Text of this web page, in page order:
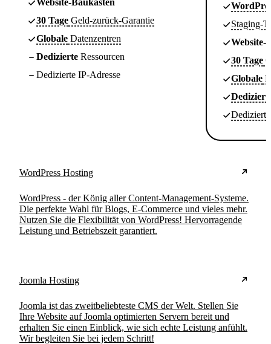
Website-Baukasten
30 Tage Geld-zurück-Garantie
Globale Datenzentren
Dedizierte Ressourcen
Dedizierte IP-Adresse
Staging-
Website-
30 Tage
Globale
WordPress Hosting
WordPress - der König aller Content-Management-Systeme.
Die perfekte Wahl für Blogs, E-Commerce und vieles mehr.
Nutzen Sie die Flexibilität von WordPress! Hervorragende
Leistung und Betriebszeit garantiert.
Joomla Hosting
Joomla ist das zweitbeliebteste CMS der Welt. Stellen Sie
Ihre Website auf Joomla optimierten Servern bereit und
erhalten Sie einen Einblick, wie sich echte Leistung anfühlt.
Wir begleiten Sie bei jedem Schritt!